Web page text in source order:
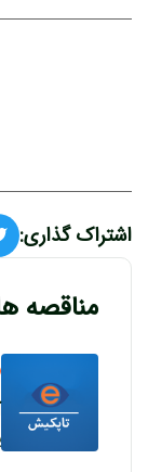
اشتراک گذاری:
مناقصه